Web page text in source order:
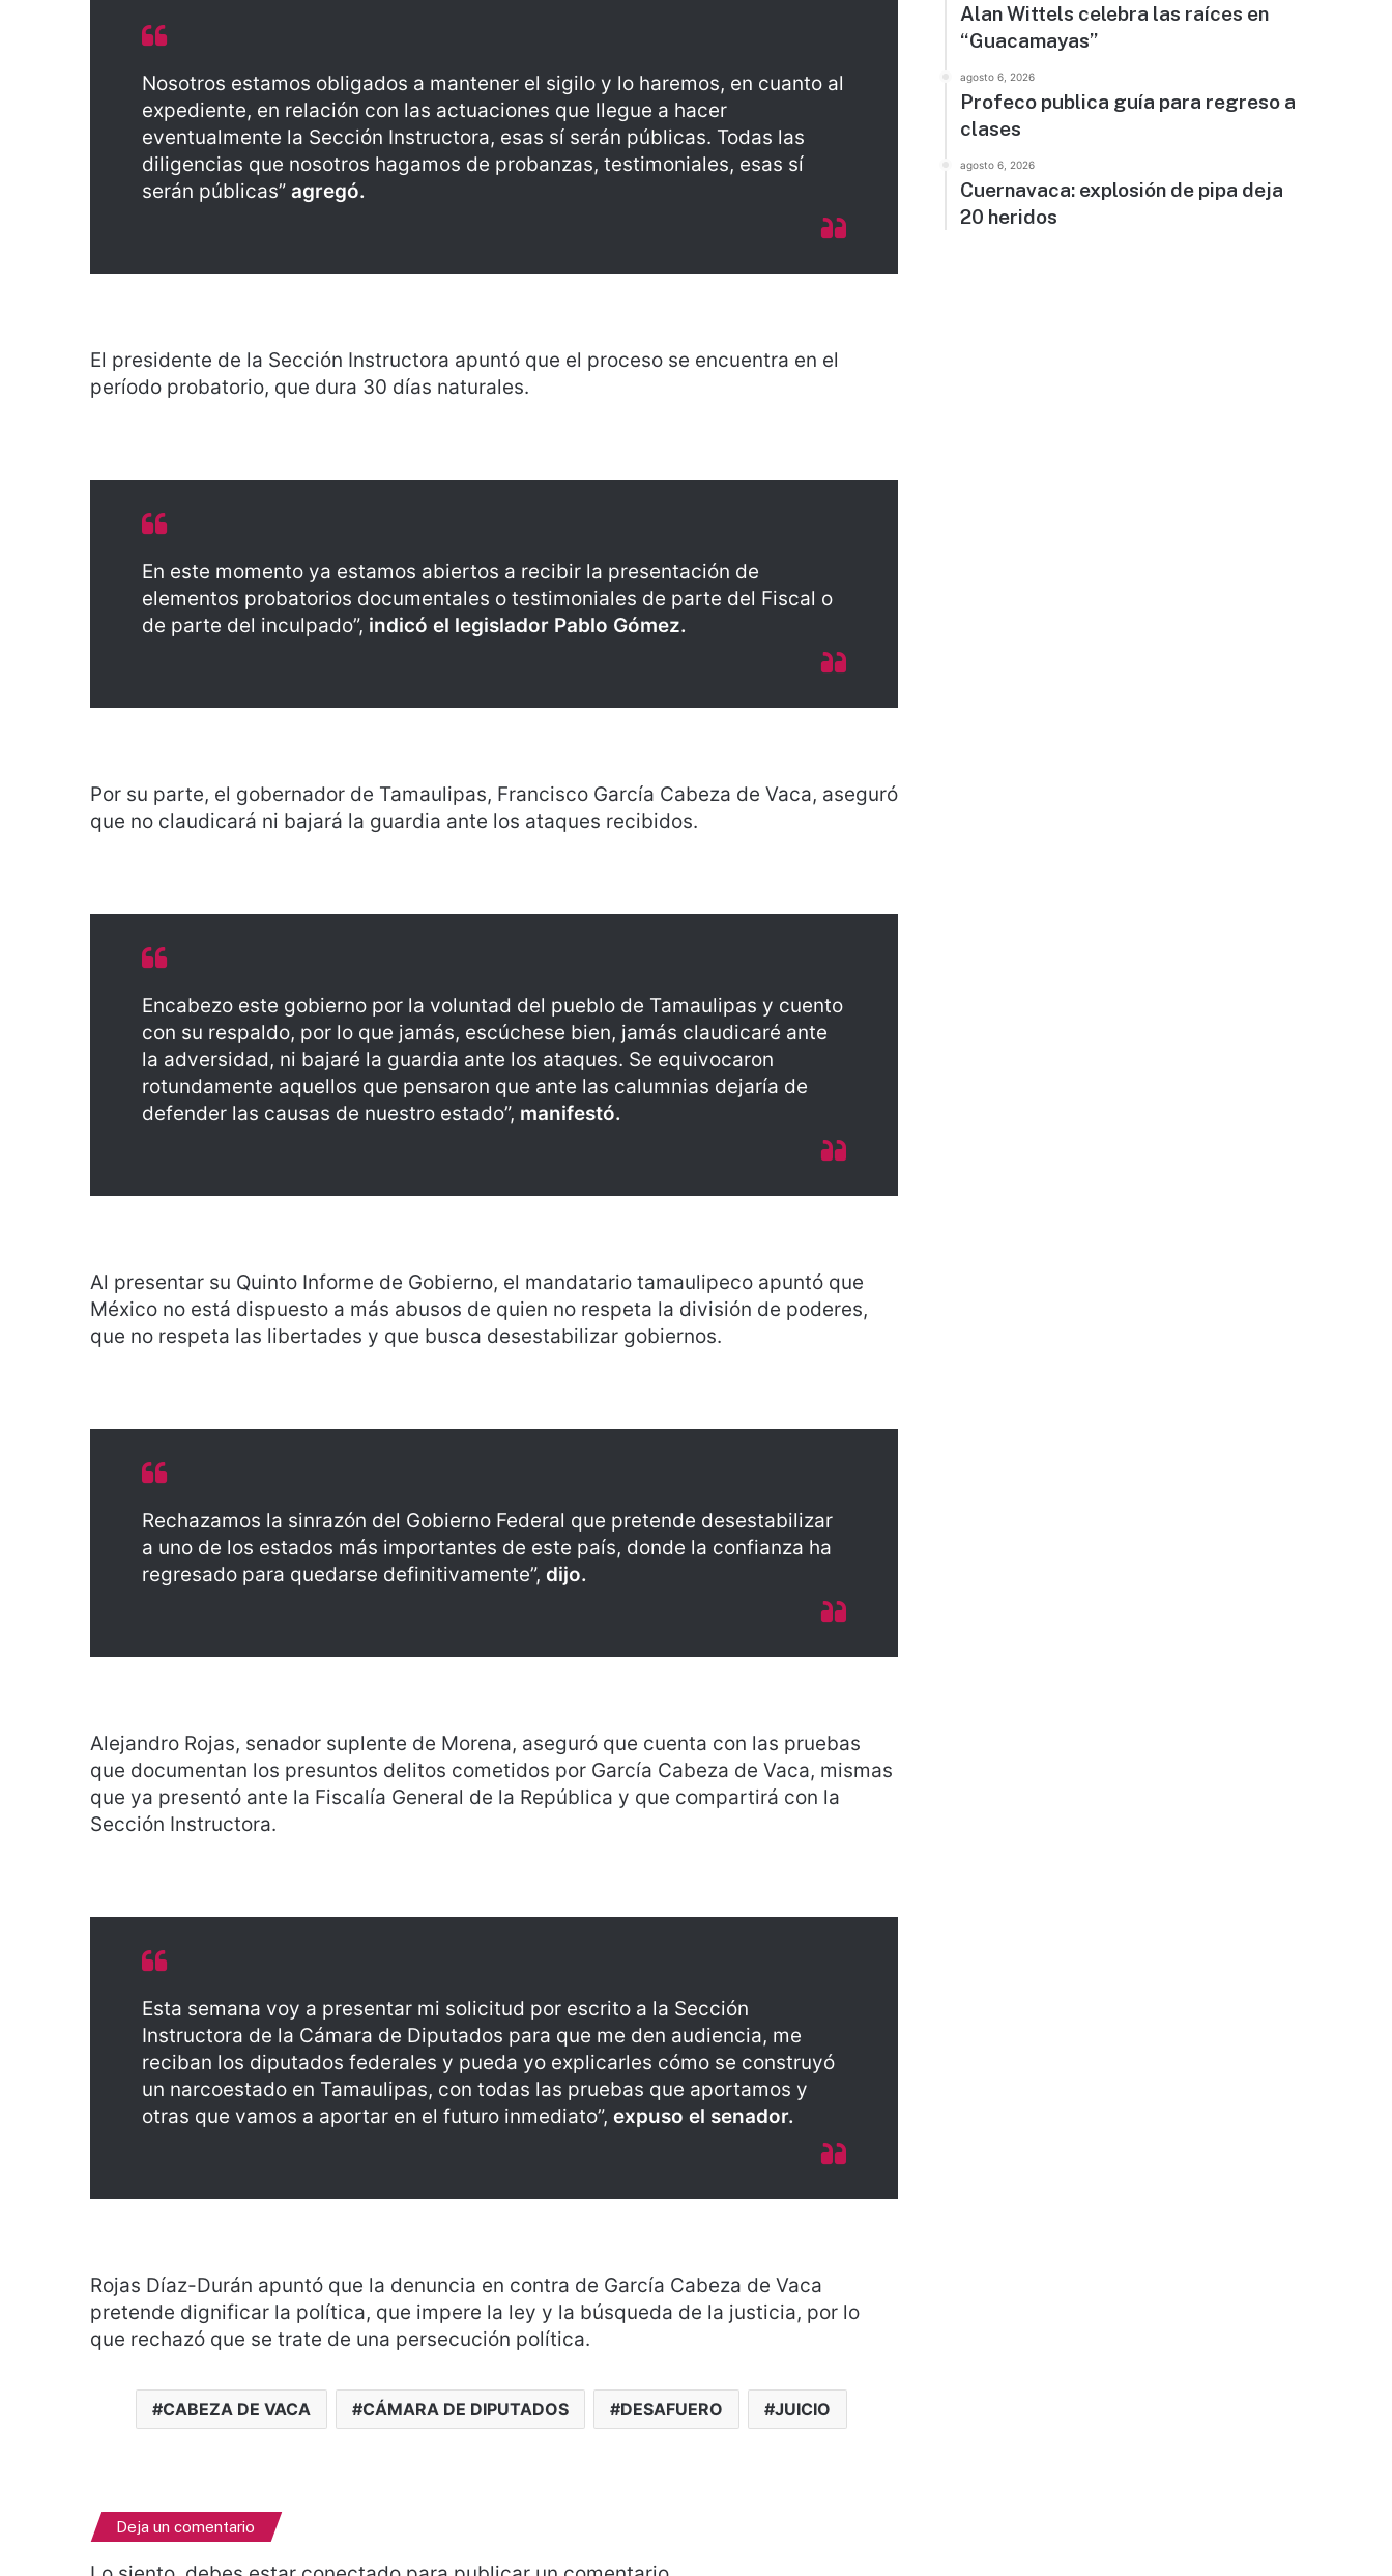
Nosotros estamos obligados a mantener el sigilo y lo haremos, en cuanto al
expediente, en relación con las actuaciones que llegue a hacer
eventualmente la Sección Instructora, esas sí serán públicas. Todas las
diligencias que nosotros hagamos de probanzas, testimoniales, esas sí
serán públicas” agregó.
El presidente de la Sección Instructora apuntó que el proceso se encuentra en el
período probatorio, que dura 30 días naturales.
En este momento ya estamos abiertos a recibir la presentación de
elementos probatorios documentales o testimoniales de parte del Fiscal o
de parte del inculpado”, indicó el legislador Pablo Gómez.
Por su parte, el gobernador de Tamaulipas, Francisco García Cabeza de Vaca, aseguró
que no claudicará ni bajará la guardia ante los ataques recibidos.
Encabezo este gobierno por la voluntad del pueblo de Tamaulipas y cuento
con su respaldo, por lo que jamás, escúchese bien, jamás claudicaré ante
la adversidad, ni bajaré la guardia ante los ataques. Se equivocaron
rotundamente aquellos que pensaron que ante las calumnias dejaría de
defender las causas de nuestro estado”, manifestó.
Al presentar su Quinto Informe de Gobierno, el mandatario tamaulipeco apuntó que
México no está dispuesto a más abusos de quien no respeta la división de poderes,
que no respeta las libertades y que busca desestabilizar gobiernos.
Rechazamos la sinrazón del Gobierno Federal que pretende desestabilizar
a uno de los estados más importantes de este país, donde la confianza ha
regresado para quedarse definitivamente”, dijo.
Alejandro Rojas, senador suplente de Morena, aseguró que cuenta con las pruebas
que documentan los presuntos delitos cometidos por García Cabeza de Vaca, mismas
que ya presentó ante la Fiscalía General de la República y que compartirá con la
Sección Instructora.
Esta semana voy a presentar mi solicitud por escrito a la Sección
Instructora de la Cámara de Diputados para que me den audiencia, me
reciban los diputados federales y pueda yo explicarles cómo se construyó
un narcoestado en Tamaulipas, con todas las pruebas que aportamos y
otras que vamos a aportar en el futuro inmediato”, expuso el senador.
Rojas Díaz-Durán apuntó que la denuncia en contra de García Cabeza de Vaca
pretende dignificar la política, que impere la ley y la búsqueda de la justicia, por lo
que rechazó que se trate de una persecución política.
CABEZA DE VACA CÁMARA DE DIPUTADOS DESAFUERO JUICIO
Deja un comentario
Alan Wittels celebra las raíces en
“Guacamayas”
agosto 6, 2026
Profeco publica guía para regreso a
clases
agosto 6, 2026
Cuernavaca: explosión de pipa deja
20 heridos